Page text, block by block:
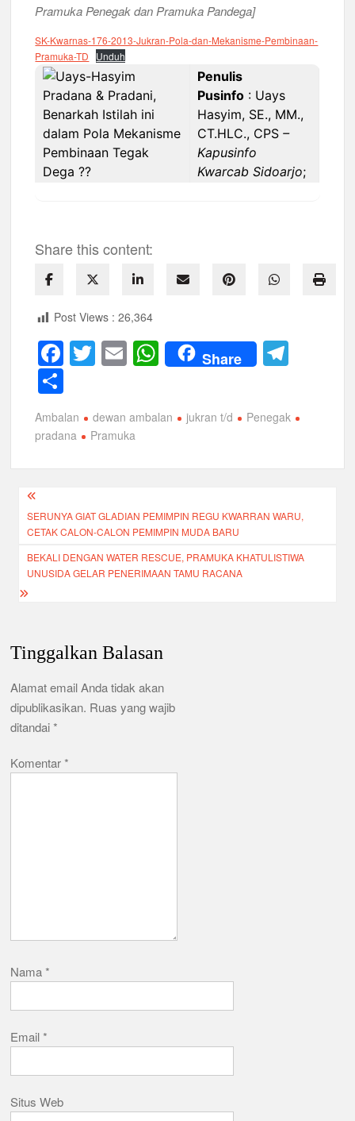
Pramuka Penegak dan Pramuka Pandega]
SK-Kwarnas-176-2013-Jukran-Pola-dan-Mekanisme-Pembinaan-
Pramuka-TD
Unduh
Penulis
Pusinfo : Uays
Hasyim, SE., MM.,
CT.HLC., CPS–
Kapusinfo
Kwarcab Sidoarjo;
Share this content:
Post Views : 26,364
F
a
c
e
o
o
k
T
wi
tt
er
E
m
ail
W
h
at
s
p
p
Share
gr
m
h
ar
Ambalan dewan ambalan jukran t/d
Penegak
pradana
Pramuka
Navigasi
pos
SERUNYA GIAT GLADIAN PEMIMPIN REGU KWARRAN WARU,
CETAK CALON-CALON PEMIMPIN MUDA BARU
BEKALI DENGAN WATER RESCUE, PRAMUKA KHATULISTIWA
UNUSIDA GELAR PENERIMAAN TAMU RACANA
Tinggalkan Balasan
Alamat email Anda tidak akan
dipublikasikan. Ruas yang wajib
ditandai*
Komentar*
Nama*
Email*
Situs Web